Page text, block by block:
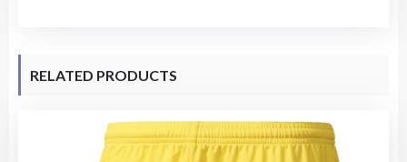
RELATED PRODUCTS